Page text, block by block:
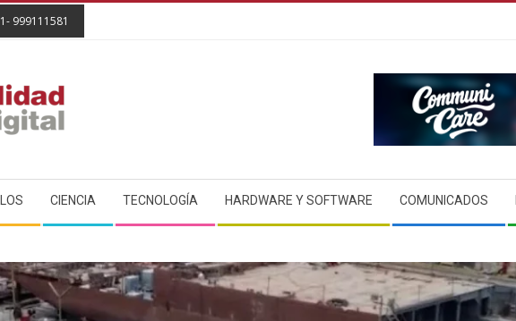
999111581
CIENCIA TECNOLOGÍA HARDWARE Y SOFTWARE COMUNICADOS